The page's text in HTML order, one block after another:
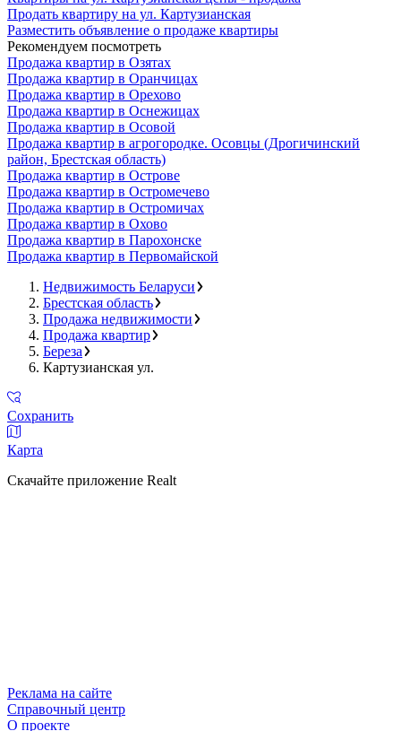
Продать квартиру на ул. Картузианская
Разместить объявление о продаже квартиры
Рекомендуем посмотреть
Продажа квартир в Озятах
Продажа квартир в Оранчицах
Продажа квартир в Орехово
Продажа квартир в Оснежицах
Продажа квартир в Осовой
Продажа квартир в агрогородке. Осовцы (Дрогичинский
район, Брестская область)
Продажа квартир в Острове
Продажа квартир в Остромечево
Продажа квартир в Остромичах
Продажа квартир в Охово
Продажа квартир в Парохонске
Продажа квартир в Первомайской
Недвижимость Беларуси
Брестская область
Продажа недвижимости
Продажа квартир
Береза
Картузианская ул.
Сохранить
Карта
Скачайте приложение Realt
Реклама на сайте
Справочный центр
О проекте